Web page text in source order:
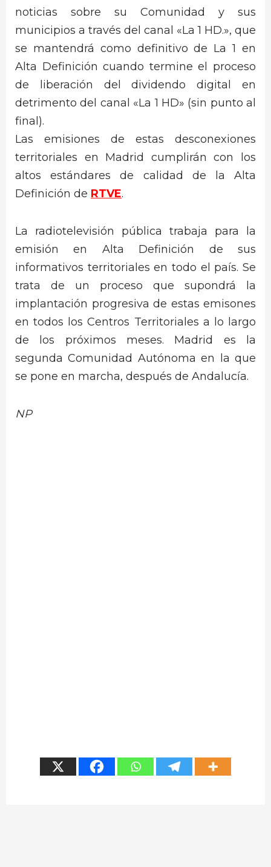
noticias sobre su Comunidad y sus
municipios a través del canal «La 1 HD.», que
se mantendrá como definitivo de La 1 en
Alta Definición cuando termine el proceso
de liberación del dividendo digital en
detrimento del canal «La 1 HD» (sin punto al
final).
Las emisiones de estas desconexiones
territoriales en Madrid cumplirán con los
altos estándares de calidad de la Alta
Definición de RTVE.
La radiotelevisión pública trabaja para la
emisión en Alta Definición de sus
informativos territoriales en todo el país. Se
trata de un proceso que supondrá la
implantación progresiva de estas emisones
en todos los Centros Territoriales a lo largo
de los próximos meses. Madrid es la
segunda Comunidad Autónoma en la que
se pone en marcha, después de Andalucía.
NP